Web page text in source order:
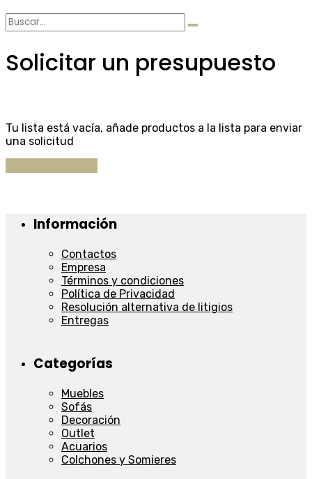
Buscar
por:
Solicitar un presupuesto
Tu lista está vacía, añade productos a la lista para enviar
una solicitud
Información
Contactos
Empresa
Términos y condiciones
Política de Privacidad
Resolución alternativa de litigios
Entregas
Categorías
Muebles
Sofás
Decoración
Outlet
Acuarios
Colchones y Somieres